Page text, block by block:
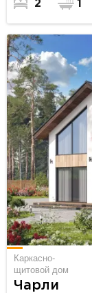
2 1
Каркасно-
щитовой дом
Чарли